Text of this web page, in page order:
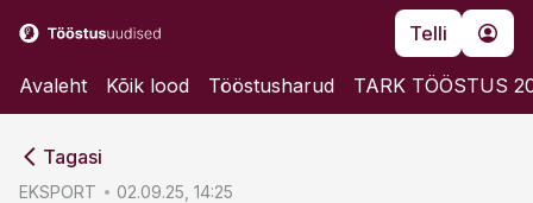
Telli
Avaleht Kõik lood Tööstusharud TARK TÖÖSTUS
Tagasi
EKSPORT 02.09.25, 14:25